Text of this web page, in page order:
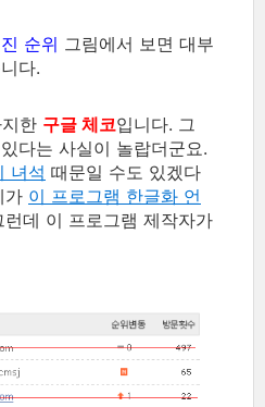
순위 그림에서 보면 대부
다.
한 구글 체코입니다. 그
다는 사실이 놀랍더군요.
녀석 때문일 수도 있겠다
가 이 프로그램 한글화 언
런데 이 프로그램 제작자가